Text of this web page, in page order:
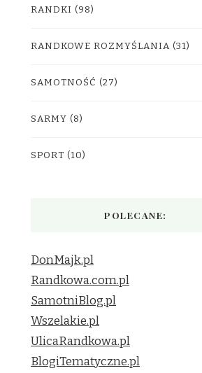
RANDKI (98)
RANDKOWE ROZMYŚLANIA (31)
SAMOTNOŚĆ (27)
SARMY (8)
SPORT (10)
POLECANE:
DonMajk.pl
Randkowa.com.pl
SamotniBlog.pl
Wszelakie.pl
UlicaRandkowa.pl
BlogiTematyczne.pl